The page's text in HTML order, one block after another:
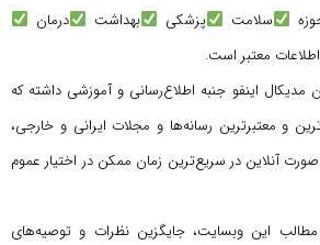
سلامت پزشکی بهداشت
درمان
معتبر است.
اینفو جنبه اطلاع‌رسانی و آموزشی داشته که
و معتبرترین رسانه‌ها و مجلات ایرانی و خارجی،
صورت آنلاین در سریع‌ترین زمان ممکن در اختیار عموم
این وبسایت، جایگزین نظرات و توصیه‌های